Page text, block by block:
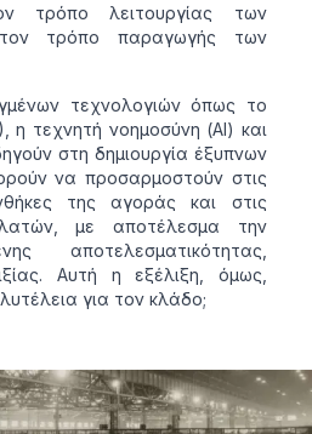
τρόπο λειτουργίας των
τρόπο παραγωγής των
τεχνολογιών όπως το
η τεχνητή νοημοσύνη (AI) και
στη δημιουργία έξυπνων
να προσαρμοστούν στις
της αγοράς και στις
με αποτέλεσμα την
αποτελεσματικότητας,
Αυτή η εξέλιξη, όμως,
για τον κλάδο;